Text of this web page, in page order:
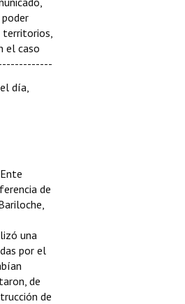
territorios,
el caso
día,
de
una
por el
de
de